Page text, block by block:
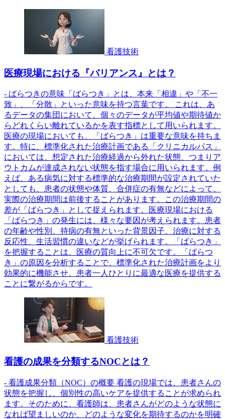
看護技術
医療現場における『バリアンス』とは？
- ばらつきの意味「ばらつき」とは、本来「相違」や「不一
致」、「分散」といった意味を持つ言葉です。 これは、あ
るデータの集団において、個々のデータが平均値や期待値か
らどれくらい離れているかを表す指標として用いられます。
医療の現場においても、「ばらつき」は重要な意味を持ちま
す。特に、標準化された治療計画である「クリニカルパス」
においては、想定された治療経過から外れた状態、つまりア
ウトカムが達成されない状態を指す場合に用いられます。例
えば、ある病気に対する標準的な治療期間が設定されていた
としても、患者の状態や体質、合併症の有無などによって、
実際の治療期間は前後することがあります。この治療期間の
差が「ばらつき」として捉えられます。医療現場における
「ばらつき」の発生には、様々な要因が考えられます。患者
の年齢や性別、持病の有無といった背景因子、治療に対する
反応性、生活習慣の違いなどが挙げられます。「ばらつき」
を把握することは、医療の質向上に不可欠です。「ばらつ
き」の原因を分析することで、標準化された治療計画をより
効果的に機能させ、患者一人ひとりに最適な医療を提供する
ことに繋がるからです。
看護技術
看護の成果を分類するNOCとは？
- 看護成果分類（NOC）の概要 看護の現場では、患者さんの
状態を把握し、個別性の高いケアを提供することが求められ
ます。そのために、看護師は、患者さんがどのような状態に
なれば望ましいのか、どのような変化を期待するのかを明確